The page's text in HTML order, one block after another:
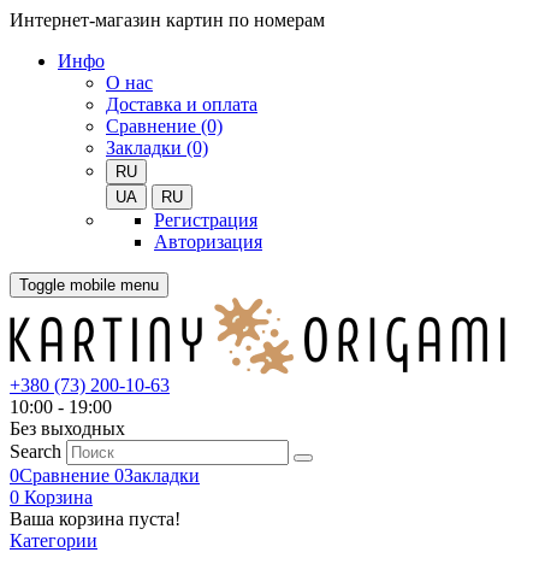
Интернет-магазин картин по номерам
Инфо
О нас
Доставка и оплата
Сравнение (0)
Закладки (0)
RU
UA
RU
Регистрация
Авторизация
Toggle mobile menu
+380 (73) 200-10-63
10:00 - 19:00
Без выходных
Search
0Сравнение 0Закладки
0 Корзина
Ваша корзина пуста!
Категории